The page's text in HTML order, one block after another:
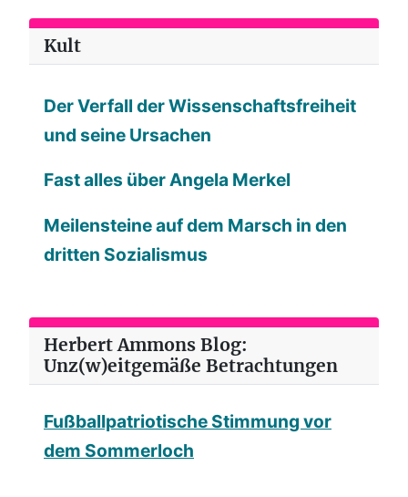
Kult
Der Verfall der Wissenschaftsfreiheit
und seine Ursachen
Fast alles über Angela Merkel
Meilensteine auf dem Marsch in den
dritten Sozialismus
Herbert Ammons Blog:
Unz(w)eitgemäße Betrachtungen
Fußballpatriotische Stimmung vor
dem Sommerloch